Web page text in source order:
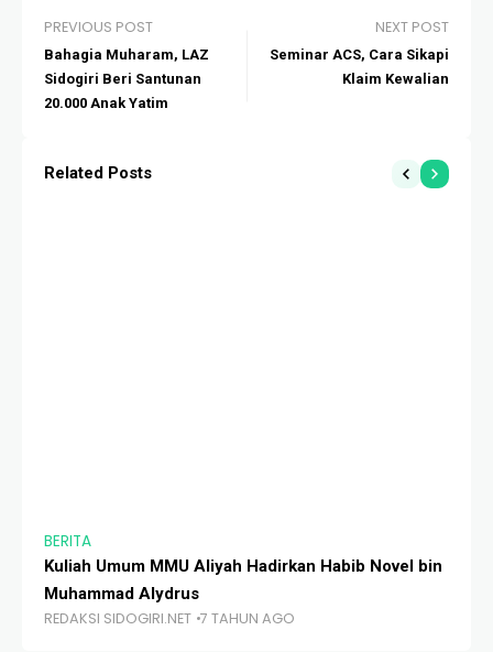
PREVIOUS POST
Bahagia Muharam, LAZ
Sidogiri Beri Santunan
20.000 Anak Yatim
NEXT POST
Seminar ACS, Cara Sikapi
Klaim Kewalian
Related Posts
BERITA
Kuliah Umum MMU Aliyah Hadirkan Habib Novel bin
Muhammad Alydrus
REDAKSI SIDOGIRI.NET 7 TAHUN AGO